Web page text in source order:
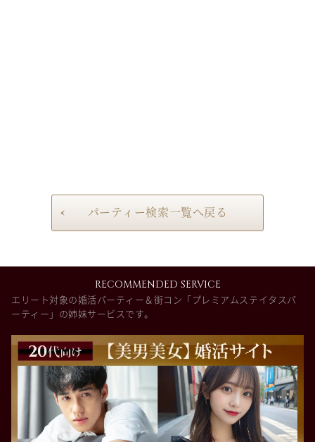
パーティー検索一覧へ戻る
RECOMMENDED SERVICE
エリート対象の婚活パーティー＆街コン「プレミアムステイタスパ
ーティー」の姉妹サービスです。